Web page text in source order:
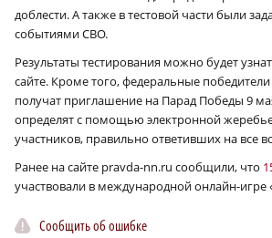
доблести. А также в тестовой части были
событиями СВО.
Результаты тестирования можно будет
сайте. Кроме того, федеральные
получат приглашение на Парад Победы 9
определят с помощью электронной
участников, правильно ответивших на все
Ранее на сайте pravda-nn.ru сообщили, что
участвовали в международной онлайн-игре
Сообщить об ошибке